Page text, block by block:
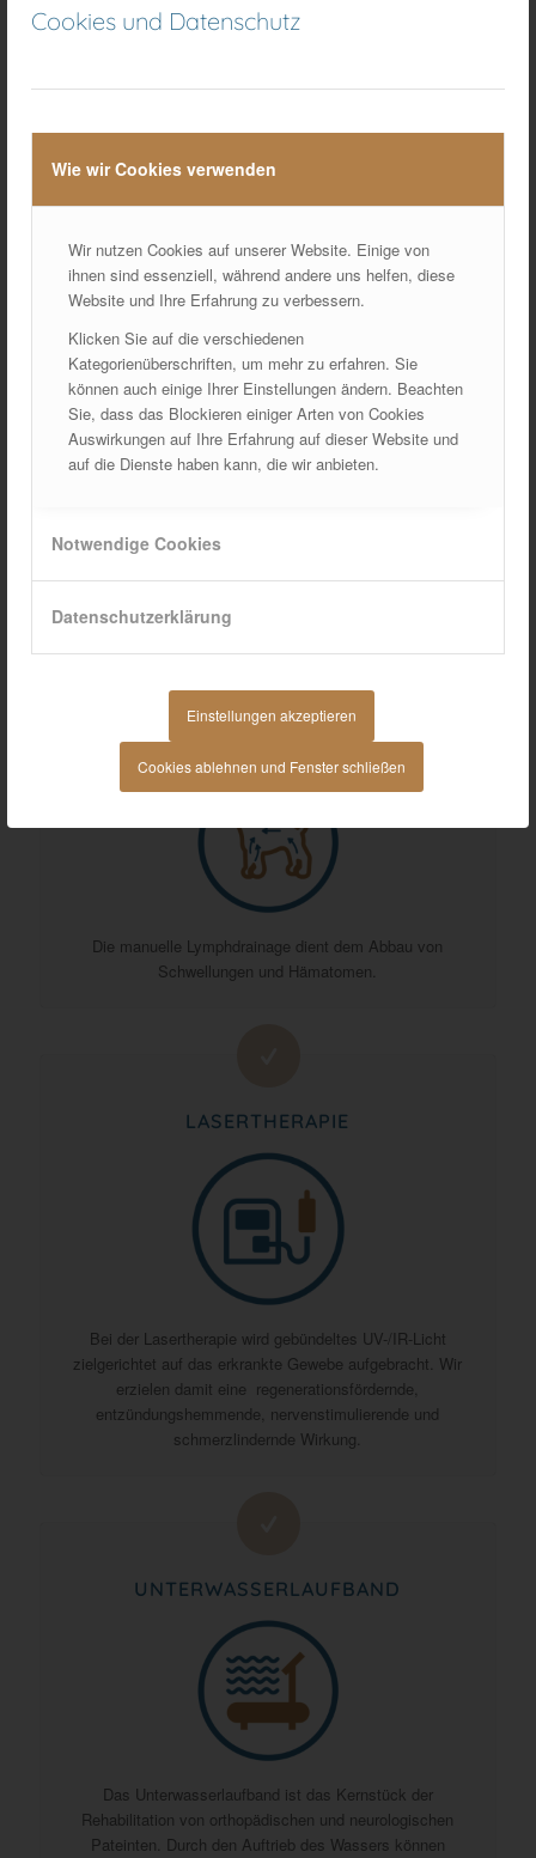
Cookies und Datenschutz
Wie wir Cookies verwenden
Wir nutzen Cookies auf unserer Website. Einige von
ihnen sind essenziell, während andere uns helfen, diese
Website und Ihre Erfahrung zu verbessern.
Klicken Sie auf die verschiedenen
Kategorienüberschriften, um mehr zu erfahren. Sie
können auch einige Ihrer Einstellungen ändern. Beachten
Sie, dass das Blockieren einiger Arten von Cookies
Auswirkungen auf Ihre Erfahrung auf dieser Website und
auf die Dienste haben kann, die wir anbieten.
Notwendige Cookies
Datenschutzerklärung
Einstellungen akzeptieren
Cookies ablehnen und Fenster schließen
Zur Lockerung der Muskulatur und des Gewebes, Lösung
von Verspannungen, Schmerzlinderung u.v.m
KÄLTE-, WÄRMETHERAPIE
und lindert dadurch effektiv Schmerzen. Die Kältetherapie
MANUELLE LYMPHDRAINAGE
Die manuelle Lymphdrainage dient dem Abbau von
Schwellungen und Hämatomen.
LASERTHERAPIE
Bei der Lasertherapie wird gebündeltes UV-/IR-Licht
zielgerichtet auf das erkrankte Gewebe aufgebracht. Wir
erzielen damit eine regenerationsfördernde,
entzündungshemmende, nervenstimulierende und
schmerzlindernde Wirkung.
UNTERWASSERLAUFBAND
Das Unterwasserlaufband ist das Kernstück der
Rehabilitation von orthopädischen und neurologischen
Pateinten. Durch den Auftrieb des Wassers können